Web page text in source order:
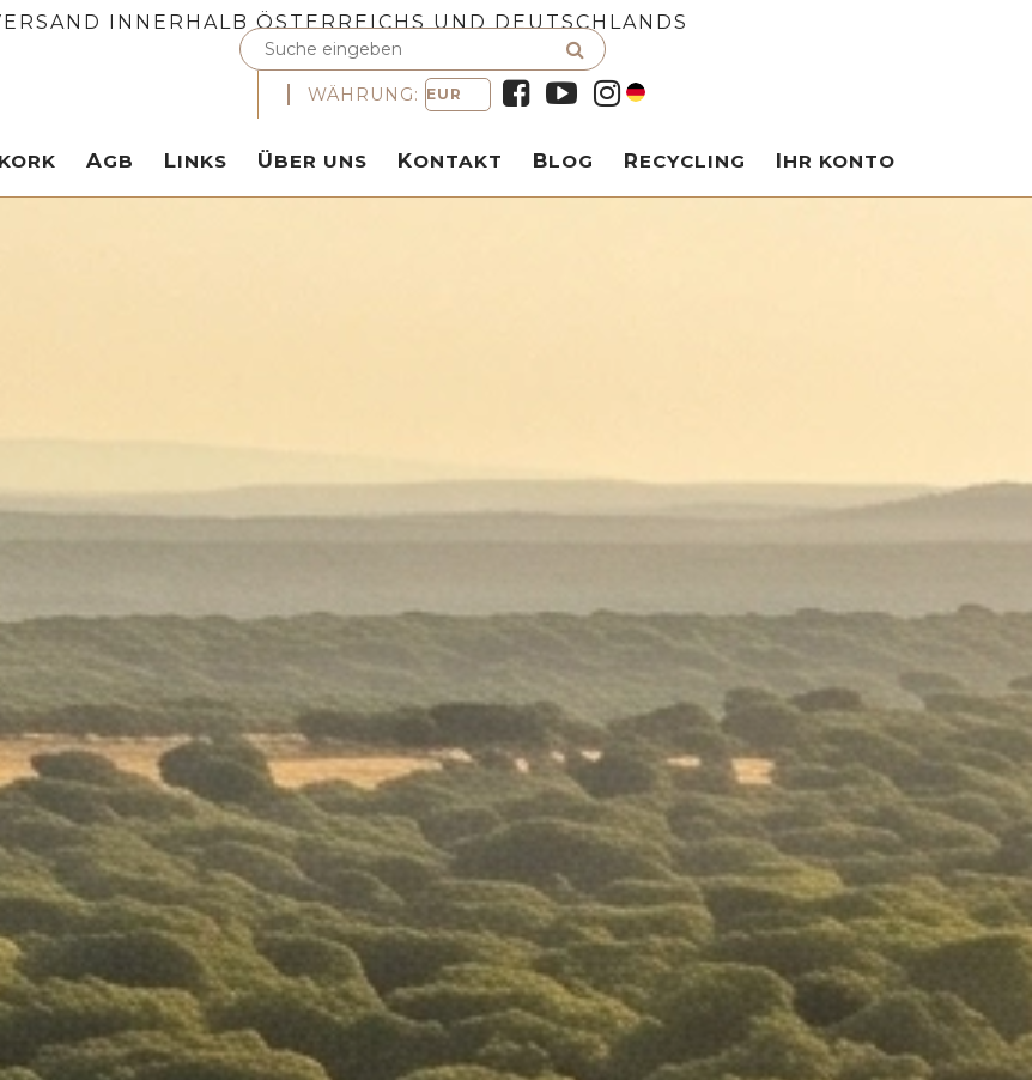
INNERHALB ÖSTERREICHS UND DEUTSCHLANDS
WÄHRUNG:
AGB LINKS ÜBER UNS KONTAKT BLOG RECYCLING IHR KONTO